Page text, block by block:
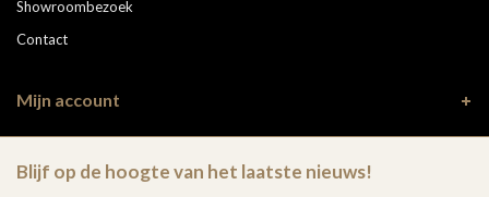
Showroombezoek
Contact
Mijn account
Blijf op de hoogte van het laatste nieuws!